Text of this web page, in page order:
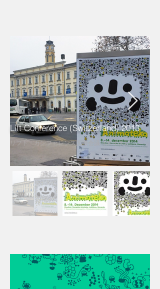
Lift Conference (Switzerland) 2013
リフト・カンファレンス国際会議（スイス）